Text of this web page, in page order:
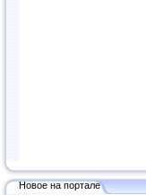
Новое на портале